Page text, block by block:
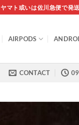
ヤマト或いは佐川急便で発
AIRPODS
CONTACT